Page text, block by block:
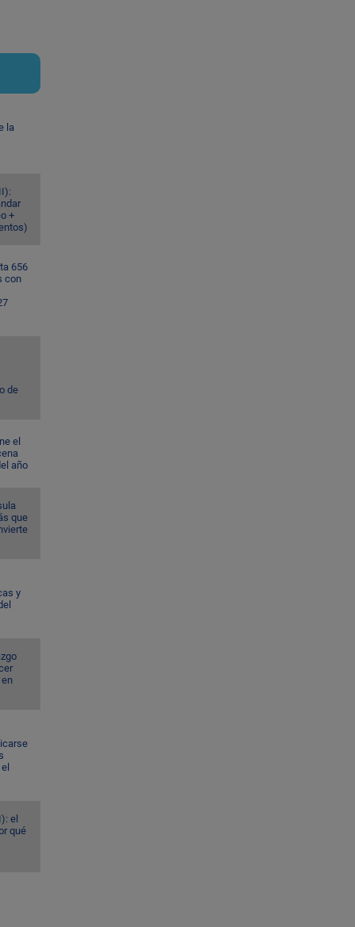
la
+
656
con
de
el
año
que
y
el
qué